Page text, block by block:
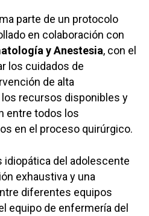
parte de un protocolo
en colaboración con
y Anestesia, con el
los cuidados de
de alta
recursos disponibles y
entre todos los
en el proceso quirúrgico.
idiopática del adolescente
exhaustiva y una
diferentes equipos
equipo de enfermería del